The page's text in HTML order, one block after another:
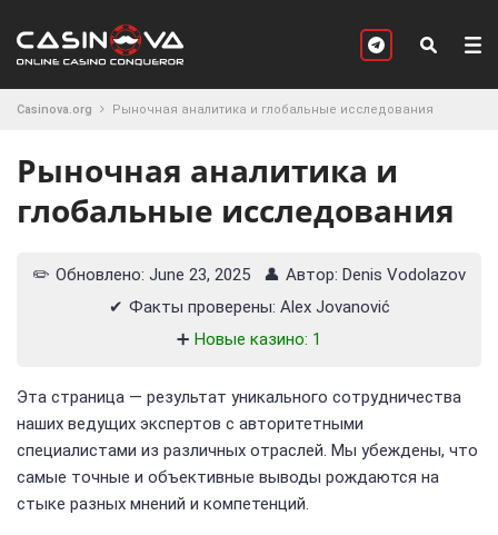
Casinova.org Рыночная аналитика и глобальные исследования
Рыночная аналитика и
глобальные исследования
✏️ Обновлено: June 23, 2025 👤 Автор: Denis Vodolazov
✔ Факты проверены: Alex Jovanović
➕ Новые казино: 1
Эта страница — результат уникального сотрудничества
наших ведущих экспертов с авторитетными
специалистами из различных отраслей. Мы убеждены, что
самые точные и объективные выводы рождаются на
стыке разных мнений и компетенций.